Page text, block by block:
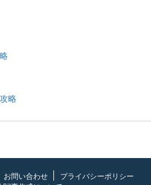
略
お問い合わせ
プライバシーポリシー